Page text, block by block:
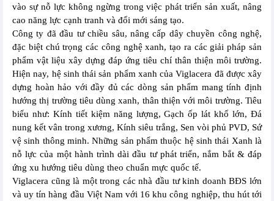
vào sự nỗ lực không ngừng trong việc phát triển sản xuất, nâng
cao năng lực cạnh tranh và đổi mới sáng tạo.
Công ty đã đầu tư chiều sâu, nâng cấp dây chuyền công nghệ,
đặc biệt chú trọng các công nghệ xanh, tạo ra các giải pháp sản
phẩm vật liệu xây dựng đáp ứng tiêu chí thân thiện môi trường.
Hiện nay, hệ sinh thái sản phẩm xanh của Viglacera đã được xây
dựng hoàn hảo với đầy đủ các dòng sản phẩm mang tính định
hướng thị trường tiêu dùng xanh, thân thiện với môi trường. Tiêu
biểu như: Kính tiết kiệm năng lượng, Gạch ốp lát khổ lớn, Đá
nung kết vân trong xương, Kính siêu trắng, Sen vòi phủ PVD, Sứ
vệ sinh thông minh. Những sản phẩm thuộc hệ sinh thái Xanh là
nỗ lực của một hành trình dài đầu tư phát triển, nắm bắt & đáp
ứng xu hướng tiêu dùng theo chuẩn mực quốc tế.
Viglacera cũng là một trong các nhà đầu tư kinh doanh BĐS lớn
và uy tín hàng đầu Việt Nam với 16 khu công nghiệp, thu hút tới